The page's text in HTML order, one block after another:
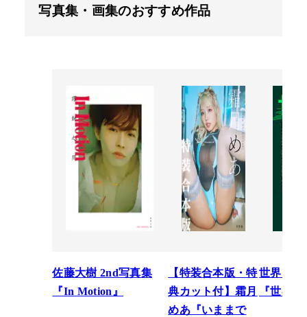
写真集・画集のおすすめ作品
佐藤大樹 2nd写真集
『In Motion』
【特装合本版・特
典カット付】霜月
めあ『いままで
世界スペ
『世界